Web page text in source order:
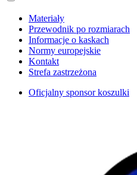
Materiały
Przewodnik po rozmiarach
Informacje o kaskach
Normy europejskie
Kontakt
Strefa zastrzeżona
Oficjalny sponsor koszulki